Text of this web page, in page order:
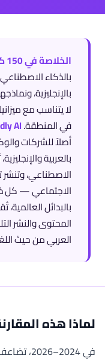
الخلاصة في 150 كلمة:
بالذكاء
بالإنجليزية،
لا يتناسب مع
في المنطقة.AI
أصلاً للشركات
بالعربية
الاصطناعي،
الاجتماعي — كل
المحتوى والنشر
العربي من حيث
لماذا هذه
في